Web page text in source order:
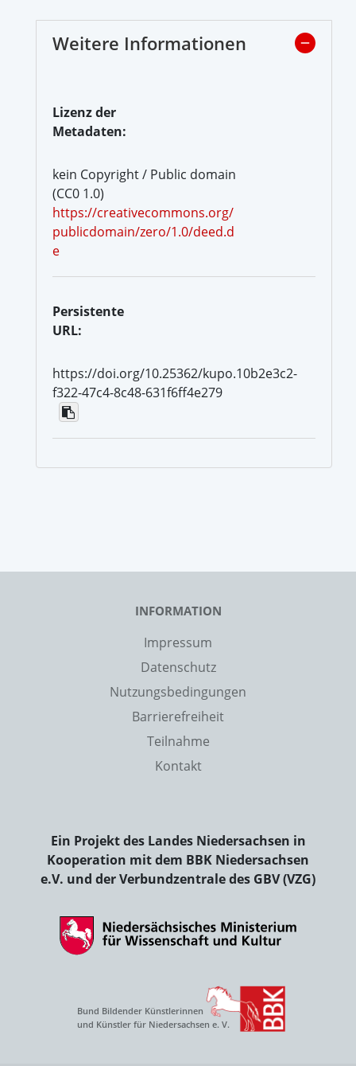
Weitere Informationen
Lizenz der
Metadaten:
kein Copyright / Public domain
(CC0 1.0)
https://creativecommons.org/
publicdomain/zero/1.0/deed.d
e
Persistente
URL:
https://doi.org/10.25362/kupo.10b2e3c2-
f322-47c4-8c48-631f6ff4e279
INFORMATION
Impressum
Datenschutz
Nutzungsbedingungen
Barrierefreiheit
Teilnahme
Kontakt
Ein Projekt des Landes Niedersachsen in
Kooperation mit dem BBK Niedersachsen
e.V. und der Verbundzentrale des GBV (VZG)
Bund Bildender Künstlerinnen
und Künstler für Niedersachsen e. V.